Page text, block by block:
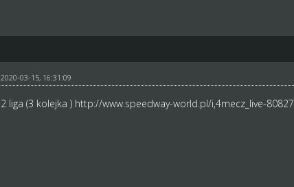
2020-03-15, 16:31:09
2 liga (3 kolejka ) http://www.speedway-world.pl/i,4mecz_live-80827